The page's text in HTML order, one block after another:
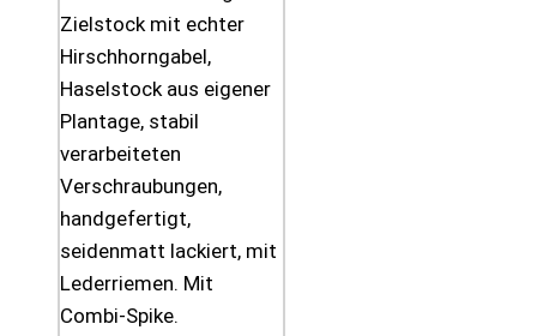
Zielstock mit echter
Hirschhorngabel,
Haselstock aus eigener
Plantage, stabil
verarbeiteten
Verschraubungen,
handgefertigt,
seidenmatt lackiert, mit
Lederriemen. Mit
Combi-Spike.